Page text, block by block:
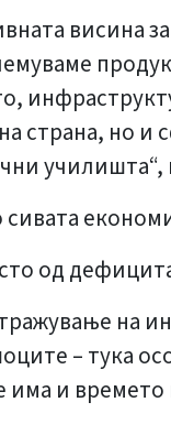
висина
страна, но и
училишта“,
од
на
– тука
има и